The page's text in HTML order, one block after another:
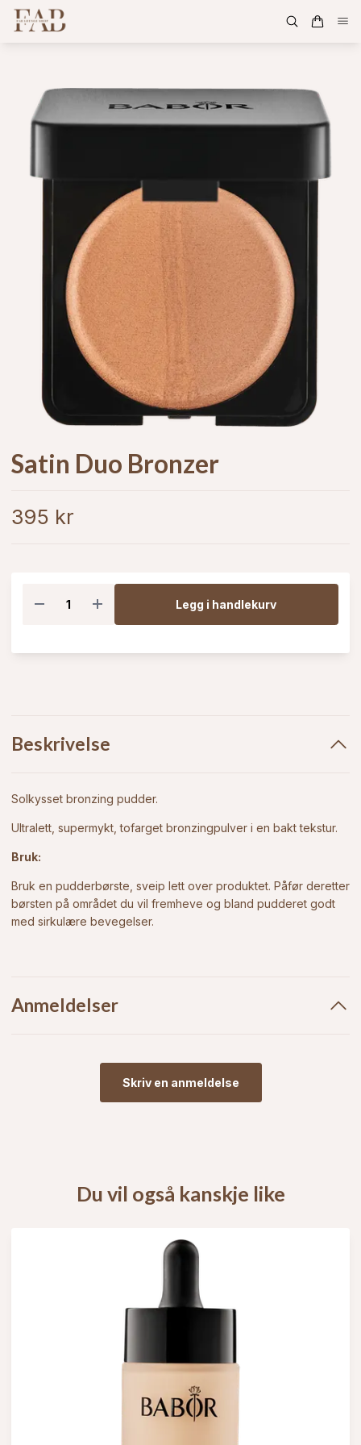
Satin Duo Bronzer
395 kr
Legg i handlekurv
Beskrivelse
Solkysset bronzing pudder.
Ultralett, supermykt, tofarget bronzingpulver i en bakt tekstur.
Bruk:
Bruk en pudderbørste, sveip lett over produktet. Påfør deretter
børsten på området du vil fremheve og bland pudderet godt
med sirkulære bevegelser.
Anmeldelser
Skriv en anmeldelse
Du vil også kanskje like